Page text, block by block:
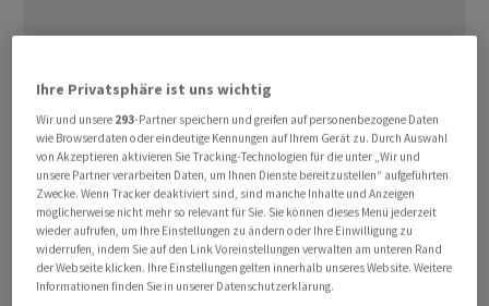
Marktbeobachter sprachen von einer Gegenbewegung
am Ölmarkt nach jüngsten Gewinnen. In der Vorwoche
haben die Ölpreise den stärksten Anstieg auf
Wochensicht seit April vollzogen, nachdem die grossen
Förderländer Saudi-Arabien und Russland eine weitere
Einschränkung ihres Angebots angekündigt hatten. Die
Anführer des Ölverbunds Opec+ wollen damit gegen die
schwache Preisentwicklung der vergangenen Monate
Ihre Privatsphäre ist uns wichtig
Wir und unsere 293-Partner speichern und greifen auf personenbezogene Daten
wie Browserdaten oder eindeutige Kennungen auf Ihrem Gerät zu. Durch Auswahl
von Akzeptieren aktivieren Sie Tracking-Technologien für die unter „Wir und
unsere Partner verarbeiten Daten, um Ihnen Dienste bereitzustellen“ aufgeführten
Zwecke. Wenn Tracker deaktiviert sind, sind manche Inhalte und Anzeigen
möglicherweise nicht mehr so relevant für Sie. Sie können dieses Menü jederzeit
wieder aufrufen, um Ihre Einstellungen zu ändern oder Ihre Einwilligung zu
widerrufen, indem Sie auf den Link Voreinstellungen verwalten am unteren Rand
der Webseite klicken. Ihre Einstellungen gelten innerhalb unseres Website. Weitere
Informationen finden Sie in unserer Datenschutzerklärung.